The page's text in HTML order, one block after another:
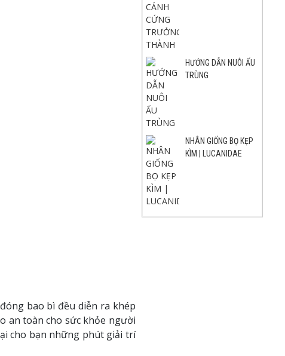
bao bì đều diễn ra khép
an toàn cho sức khỏe người
cho bạn những phút giải trí
HƯỚNG DẪN NUÔI ẤU
TRÙNG
NHÂN GIỐNG BỌ KẸP
KÌM | LUCANIDAE